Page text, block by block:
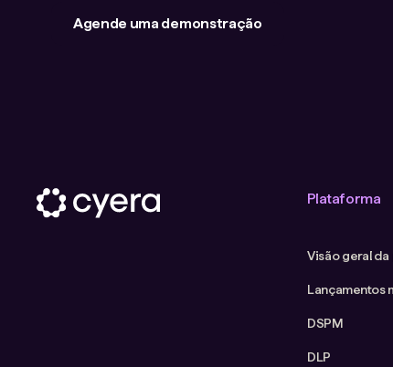
Agende uma demonstração
Plataforma
Visão geral
Lançamentos
DSPM
DLP